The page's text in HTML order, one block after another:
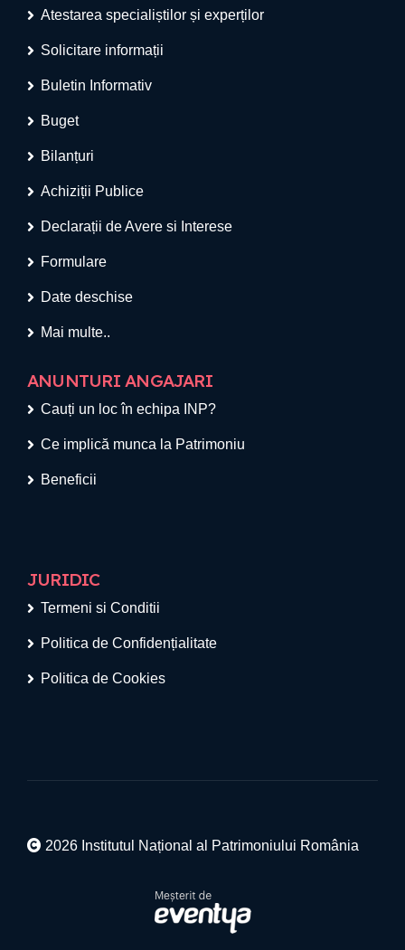
Atestarea specialiștilor și experților
Solicitare informații
Buletin Informativ
Buget
Bilanțuri
Achiziții Publice
Declarații de Avere si Interese
Formulare
Date deschise
Mai multe..
ANUNTURI ANGAJARI
Cauți un loc în echipa INP?
Ce implică munca la Patrimoniu
Beneficii
JURIDIC
Termeni si Conditii
Politica de Confidențialitate
Politica de Cookies
2026 Institutul Național al Patrimoniului România